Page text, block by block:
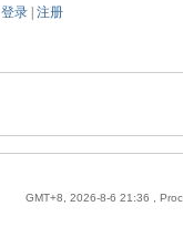
登录 注册
GMT+8, 2026-8-6 21:36 ,